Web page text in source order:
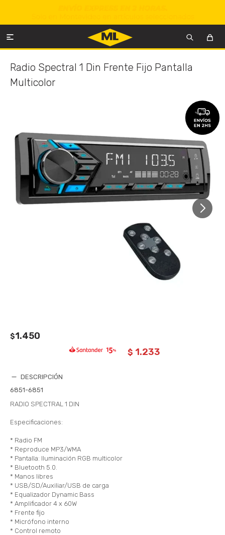

Radio Spectral 1 Din Frente Fijo Pantalla
Multicolor
$1.450
$ 1.233
DESCRIPCIÓN
6851-6851
RADIO SPECTRAL 1 DIN
Especificaciones:
* Radio FM
* Reproduce MP3/WMA
* Pantalla: Iluminación RGB multicolor
* Bluetooth 5.0.
* Manos libres
* USB/SD/Auxiliar/USB de carga
* Equalizador Dynamic Bass
* Amplificador 4 x 60W
* Frente fijo
* Micrófono interno
* Control remoto